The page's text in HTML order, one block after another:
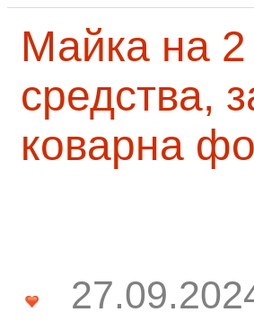
Майка на
средства,
коварна